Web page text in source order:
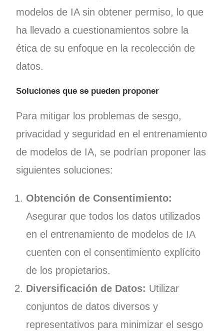
modelos de IA sin obtener permiso, lo que
ha llevado a cuestionamientos sobre la
ética de su enfoque en la recolección de
datos.
Soluciones que se pueden proponer
Para mitigar los problemas de sesgo,
privacidad y seguridad en el entrenamiento
de modelos de IA, se podrían proponer las
siguientes soluciones:
Obtención de Consentimiento:
Asegurar que todos los datos utilizados
en el entrenamiento de modelos de IA
cuenten con el consentimiento explícito
de los propietarios.
Diversificación de Datos: Utilizar
conjuntos de datos diversos y
representativos para minimizar el sesgo